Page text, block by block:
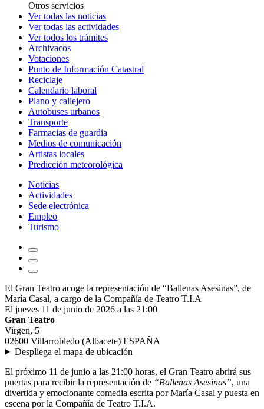
Otros servicios
Ver todas las noticias
Ver todas las actividades
Ver todos los trámites
Archivacos
Votaciones
Punto de Información Catastral
Reciclaje
Calendario laboral
Plano y callejero
Autobuses urbanos
Transporte
Farmacias de guardia
Medios de comunicación
Artistas locales
Predicción meteorológica
Noticias
Actividades
Sede electrónica
Empleo
Turismo
El Gran Teatro acoge la representación de “Ballenas Asesinas”, de
María Casal, a cargo de la Compañía de Teatro T.I.A
El jueves 11 de junio de 2026 a las 21:00
Gran Teatro
Virgen, 5
02600 Villarrobledo (Albacete) ESPAÑA
Despliega el mapa de ubicación
El próximo 11 de junio a las 21:00 horas, el Gran Teatro abrirá sus
puertas para recibir la representación de “Ballenas Asesinas”, una
divertida y emocionante comedia escrita por María Casal y puesta en
escena por la Compañía de Teatro T.I.A.